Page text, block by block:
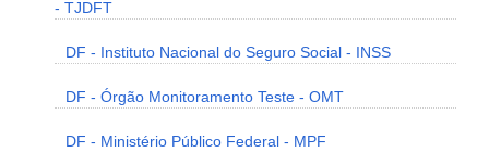
- TJDFT
DF - Instituto Nacional do Seguro Social - INSS
DF - Órgão Monitoramento Teste - OMT
DF - Ministério Público Federal - MPF